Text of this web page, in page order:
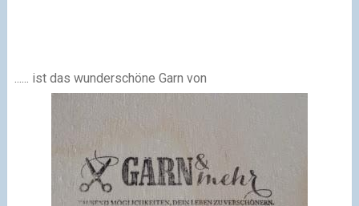
...... ist das wunderschöne Garn von